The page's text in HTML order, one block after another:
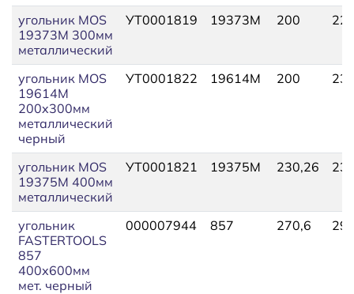
угольник MOS
19373М 300мм
металлический
УТ0001819 19373М 200
угольник MOS
19614М
200x300мм
металлический
черный
УТ0001822 19614М 200
угольник MOS
19375М 400мм
металлический
УТ0001821 19375М 230,26
угольник
FASTERTOOLS
857
400х600мм
мет. черный
000007944 857 270,6